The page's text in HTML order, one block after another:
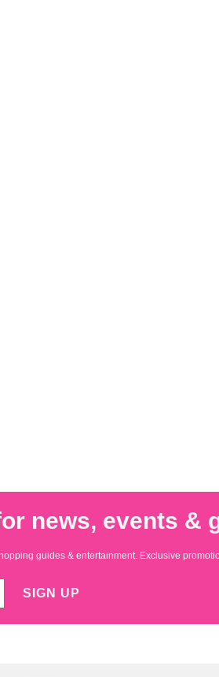
news, events &
guides & entertainment. Exclusive
SIGN UP